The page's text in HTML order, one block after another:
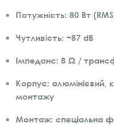
Потужність: 80 Вт
Чутливість: ~87 dB
Імпеданс: 8 Ω /
Корпус: алюмінієвий,
монтажу
Монтаж: спеціальна